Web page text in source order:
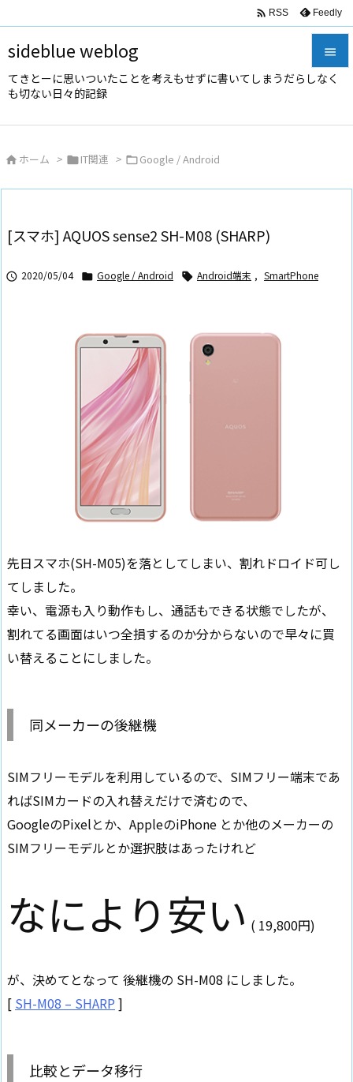
sideblue weblog
てきとーに思いついたことを考えもせずに書いてしまうだらしなく
も切ない日々的記録



 RSS Feedly
 ホーム > IT関連 > Google / Android
[スマホ] AQUOS sense2 SH-M08 (SHARP)
 2020/05/04  Google / Android  Android端末 , SmartPhone
先日スマホ(SH-M05)を落としてしまい、割れドロイド可し
てしました。
幸い、電源も入り動作もし、通話もできる状態でしたが、
割れてる画面はいつ全損するのか分からないので早々に買
い替えることにしました。
同メーカーの後継機
SIMフリーモデルを利用しているので、SIMフリー端末であ
ればSIMカードの入れ替えだけで済むので、
GoogleのPixelとか、AppleのiPhone とか他のメーカーの
SIMフリーモデルとか選択肢はあったけれど
なにより安い ( 19,800円)
が、決めてとなって 後継機の SH-M08 にしました。
[ SH-M08 – SHARP ]
比較とデータ移行